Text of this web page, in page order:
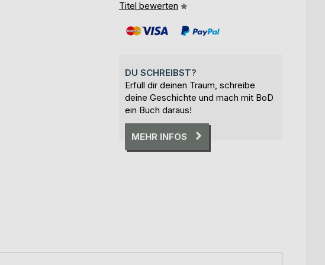
Titel bewerten
DU SCHREIBST?
Erfüll dir deinen Traum, schreibe
deine Geschichte und mach mit BoD
ein Buch daraus!
MEHR INFOS